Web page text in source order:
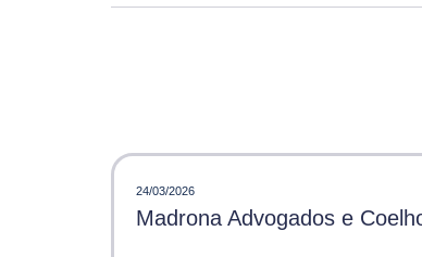
24/03/2026
Madrona Advogados e